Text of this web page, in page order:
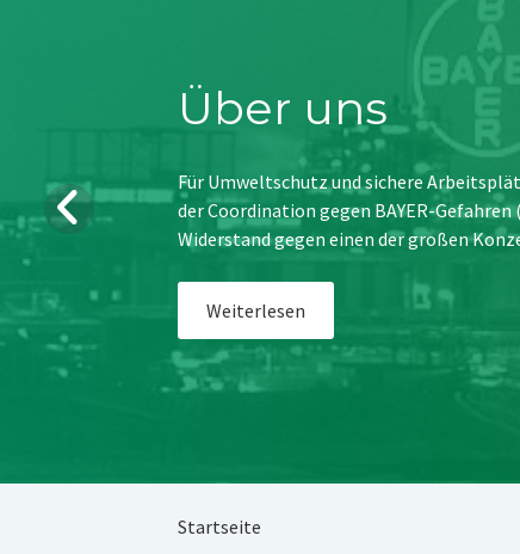
Über uns
Für Umweltschutz und sichere
der Coordination gegen BAYER-
Widerstand gegen einen der großen
Weiterlesen
Startseite